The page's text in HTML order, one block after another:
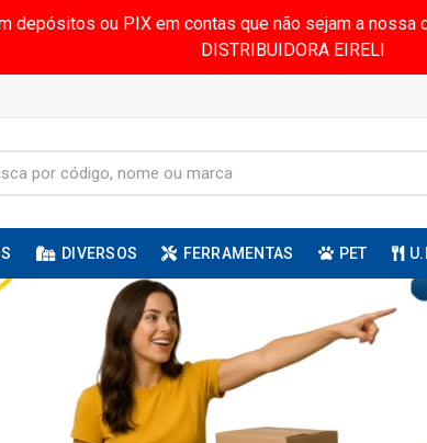
depósitos ou PIX em contas que não sejam a
DISTRIBUIDORA EIRELI
DIVERSOS FERRAMENTAS PET